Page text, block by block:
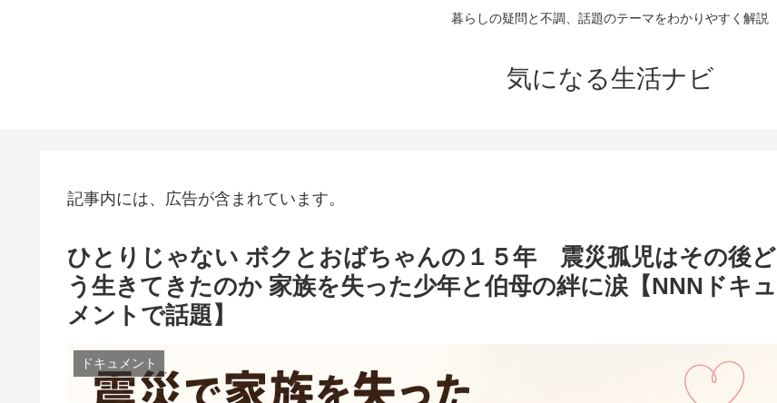
暮らしの疑問と不調、話題のテーマをわかりやすく解説
気になる生活ナビ
記事内には、広告が含まれています。
ひとりじゃない ボクとおばちゃんの１５年 震災孤児はその後ど
う生きてきたのか 家族を失った少年と伯母の絆に涙【NNNドキュ
メントで話題】
ドキュメント